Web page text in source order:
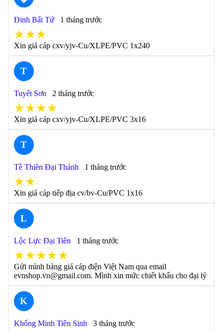
Đinh Bất Tứ 1 tháng trước
★★★
Xin giá cáp cxv/yjv-Cu/XLPE/PVC 1x240
T
Tuyết Sơn 2 tháng trước
★★★★
Xin giá cáp cxv/yjv-Cu/XLPE/PVC 3x16
T
Tề Thiên Đại Thánh 1 tháng trước
★★
Xin giá cáp tiếp địa cv/bv-Cu/PVC 1x16
L
Lộc Lực Đại Tiên 1 tháng trước
★★★★★
Gửi mình bảng giá cáp điện Việt Nam qua email
evnshop.vn@gmail.com. Mình xin mức chiết khấu cho đại lý
K
Khổng Minh Tiên Sinh 3 tháng trước